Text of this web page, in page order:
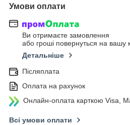
Умови оплати
Ви отримаєте замовлення
або гроші повернуться на вашу
Детальніше
Післяплата
Оплата на рахунок
Онлайн-оплата карткою Visa,
Всі умови оплати